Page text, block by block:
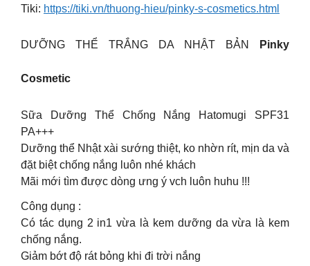
Tiki: https://tiki.vn/thuong-hieu/pinky-s-cosmetics.html
DƯỠNG THỂ TRẮNG DA NHẬT BẢN Pinky
Cosmetic
Sữa Dưỡng Thể Chống Nắng Hatomugi SPF31
PA+++
Dưỡng thể Nhật xài sướng thiệt, ko nhờn rít, mịn da và
đặt biệt chống nắng luôn nhé khách
Mãi mới tìm được dòng ưng ý vch luôn huhu !!!
Công dụng :
Có tác dụng 2 in1 vừa là kem dưỡng da vừa là kem
chống nắng.
Giảm bớt độ rát bỏng khi đi trời nắng